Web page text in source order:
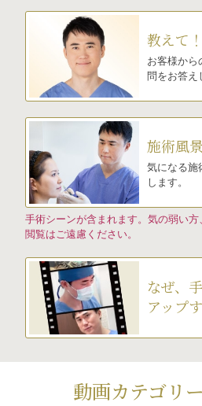
教えて
お客様から
問をお答え
施術風
気になる施
します。
手術シーンが含まれます。気の弱い
閲覧はご遠慮ください。
なぜ、
アップ
動画カテゴリ